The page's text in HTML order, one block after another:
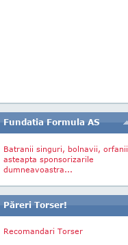
Fundatia Formula AS
Batranii singuri, bolnavii, orfanii
asteapta sponsorizarile
dumneavoastra...
Păreri Torser!
Recomandari Torser